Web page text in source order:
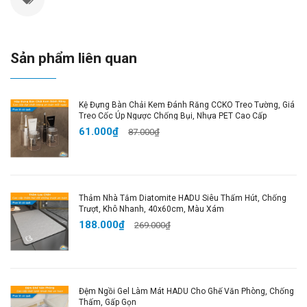
gian sống.
Thông Số Sản Phẩm:
🧪Chất liệu:Inox 420 + PP cao cấp
📏Kích thước:20,6 x 26,2 x 38,5 cm
⚖Trọng lượng:
🧴Dung tích:
📦Đóng gói:Full Box
Lợi Ích Khi Sử Dụng:
✅An Toàn và Vệ Sinh:Giảm tiếp xúc trực tiếp với
Sản phẩm liên quan
Kệ Đựng Bàn Chải Kem Đánh Răng CCKO Treo Tường, Giá
Treo Cốc Úp Ngược Chống Bụi, Nhựa PET Cao Cấp
61.000₫ 87.000₫
Thảm Nhà Tắm Diatomite HADU Siêu Thấm Hút, Chống
Trượt, Khô Nhanh, 40x60cm, Màu Xám
188.000₫ 269.000₫
Đệm Ngồi Gel Làm Mát HADU Cho Ghế Văn Phòng, Chống
Thấm, Gấp Gọn